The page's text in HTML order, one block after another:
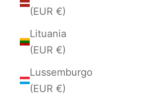
(EUR €)
Lituania
(EUR €)
Lussemburgo
(EUR €)